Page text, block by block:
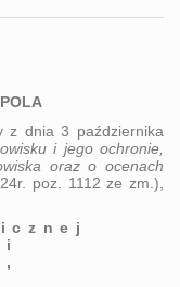
z dnia 3 października
i jego ochronie,
oraz o ocenach
poz. 1112 ze zm.),